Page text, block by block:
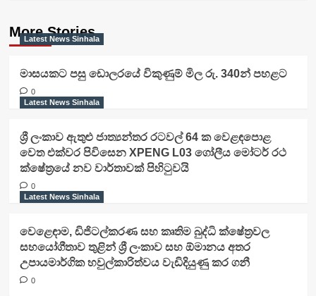
More Stories
Latest News Sinhala
මාසයකට පසු ඩොලරයේ විකුණුම් මිල රු. 340න් පහළට
0
Latest News Sinhala
ශ්‍රී ලංකාව ඇතුළු ජාත්‍යන්තර රටවල් 64 ක වෙළඳපොළ
වෙත එක්වර පිවිසෙන XPENG L03 ගෝලීය මෝටර් රථ
ක්ෂේත්‍රයේ නව වාර්තාවක් පිහිටුවයි
0
Latest News Sinhala
වෙළෙඳාම, ඩිජිටල්කරණ සහ කෘතිම බුද්ධි ක්ෂේත්‍රවල
සහයෝගීතාව තුළින් ශ්‍රී ලංකාව සහ ඕමානය අතර
උපායමාර්ගික හවුල්කාරිත්වය වැඩිදියුණු කර ගනී
0